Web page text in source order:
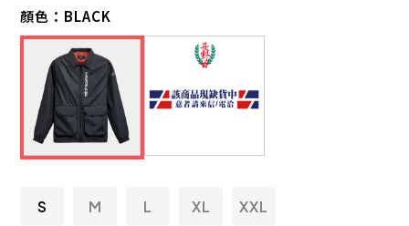
顏色： BLACK
S M L XL XXL